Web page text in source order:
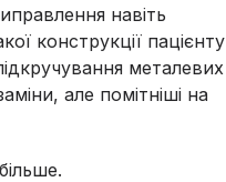
навіть
конструкції пацієнту
металевих
але помітніші на